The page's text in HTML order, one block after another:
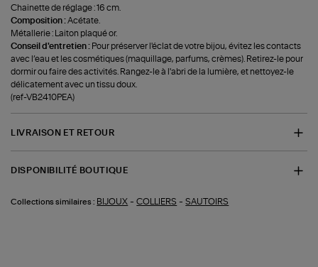
Chainette de réglage : 16 cm.
Composition :Acétate.
Métallerie : Laiton plaqué or.
Conseil d'entretien : Pour préserver l'éclat de votre bijou, évitez les contacts
avec l’eau et les cosmétiques (maquillage, parfums, crèmes). Retirez-le pour
dormir ou faire des activités. Rangez-le à l'abri de la lumière, et nettoyez-le
délicatement avec un tissu doux.
(ref-VB2410PEA)
LIVRAISON ET RETOUR
DISPONIBILITÉ BOUTIQUE
Collections similaires : BIJOUX -COLLIERS -SAUTOIRS